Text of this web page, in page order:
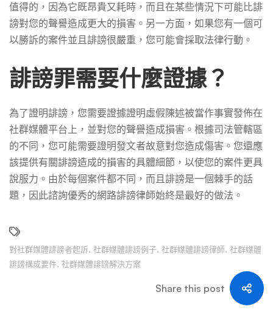
值得的，因為它既昂貴又耗時，而且在某些情況下可能比誹
謗對您的聲譽造成更大的損害。另一方面，如果您有一個可
以勝訴的案件並且誹謗很嚴重，您可能會採取法律行動。
誹謗罪需要什麼證據？
為了證明誹謗，您需要證據證明虛假陳述被當作事實發佈在
社群媒體平台上，並對您的聲譽造成損害。根據司法管轄區
的不同，您可能需要證明發文者故意對您造成傷害。您還應
該提供有關誹謗造成的損害的具體細節，以使您的案件更具
說服力。由於每個案件都不同，而且誹謗是一個棘手的話
題，因此諮詢優秀的網路誹謗律師始終是最好的做法。
對社群媒體誹謗者起訴, 社群媒體誹謗例子, 社群媒體誹謗律師, 社群媒體
誹謗構成要件, 社群媒體誹謗解決方案
Share this post